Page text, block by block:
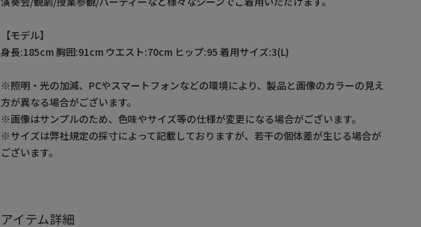
【モデル】
身長:185cm 胸囲:91cm ウエスト:70cm ヒップ:95 着用サイズ:3(L)
※照明・光の加減、PCやスマートフォンなどの環境により、製品と画像のカラーの見え
方が異なる場合がございます。
※画像はサンプルのため、色味やサイズ等の仕様が変更になる場合がございます。
※サイズは弊社規定の採寸によって記載しておりますが、若干の個体差が生じる場合が
ございます。
アイテム詳細